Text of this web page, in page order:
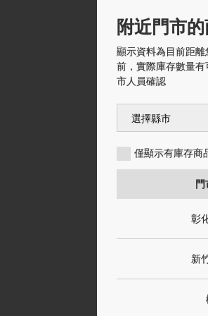
附近門市
顯示資料為目前距
前，實際庫存數量
市人員確認
僅顯示有庫存商
彰
新